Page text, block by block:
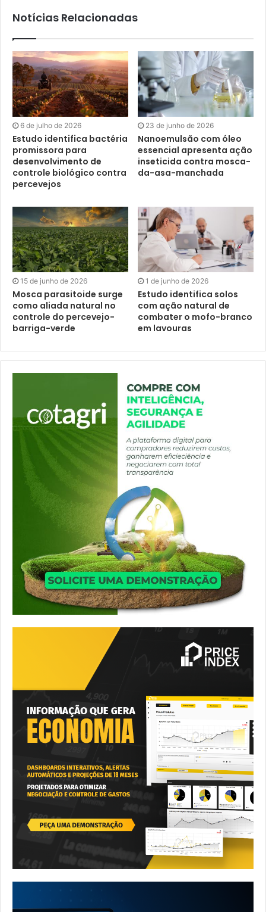
Notícias Relacionadas
6 de julho de 2026
Estudo identifica bactéria
promissora para
desenvolvimento de
controle biológico contra
percevejos
23 de junho de 2026
Nanoemulsão com óleo
essencial apresenta ação
inseticida contra mosca-
da-asa-manchada
15 de junho de 2026
Mosca parasitoide surge
como aliada natural no
controle do percevejo-
barriga-verde
1 de junho de 2026
Estudo identifica solos
com ação natural de
combater o mofo-branco
em lavouras